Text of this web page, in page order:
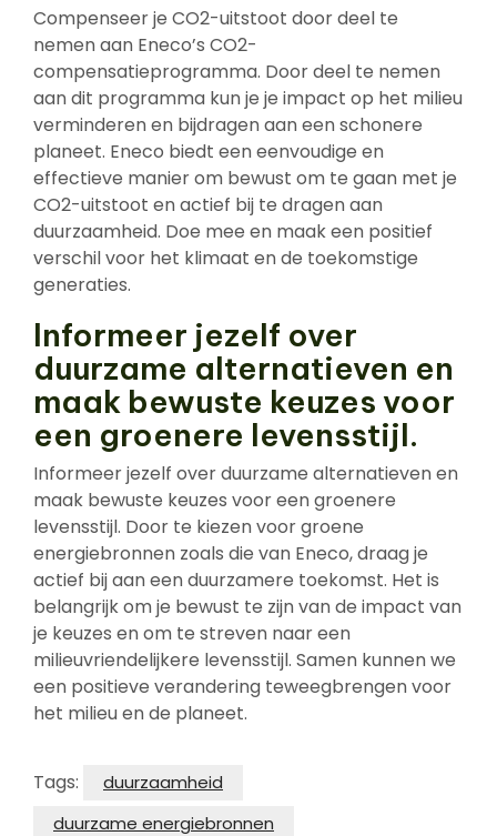
Compenseer je CO2-uitstoot door deel te
nemen aan Eneco’s CO2-
compensatieprogramma. Door deel te nemen
aan dit programma kun je je impact op het milieu
verminderen en bijdragen aan een schonere
planeet. Eneco biedt een eenvoudige en
effectieve manier om bewust om te gaan met je
CO2-uitstoot en actief bij te dragen aan
duurzaamheid. Doe mee en maak een positief
verschil voor het klimaat en de toekomstige
generaties.
Informeer jezelf over
duurzame alternatieven en
maak bewuste keuzes voor
een groenere levensstijl.
Informeer jezelf over duurzame alternatieven en
maak bewuste keuzes voor een groenere
levensstijl. Door te kiezen voor groene
energiebronnen zoals die van Eneco, draag je
actief bij aan een duurzamere toekomst. Het is
belangrijk om je bewust te zijn van de impact van
je keuzes en om te streven naar een
milieuvriendelijkere levensstijl. Samen kunnen we
een positieve verandering teweegbrengen voor
het milieu en de planeet.
Tags:
duurzaamheid
duurzame energiebronnen